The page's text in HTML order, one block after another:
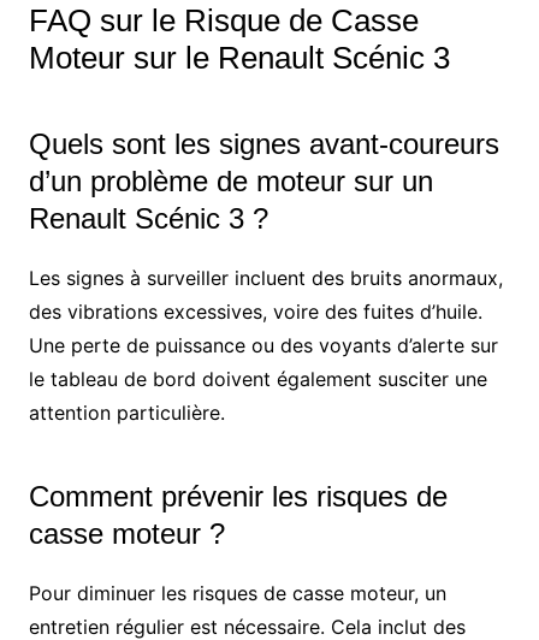
FAQ sur le Risque de Casse
Moteur sur le Renault Scénic 3
Quels sont les signes avant-coureurs
d’un problème de moteur sur un
Renault Scénic 3 ?
Les signes à surveiller incluent des bruits anormaux,
des vibrations excessives, voire des fuites d’huile.
Une perte de puissance ou des voyants d’alerte sur
le tableau de bord doivent également susciter une
attention particulière.
Comment prévenir les risques de
casse moteur ?
Pour diminuer les risques de casse moteur, un
entretien régulier est nécessaire. Cela inclut des